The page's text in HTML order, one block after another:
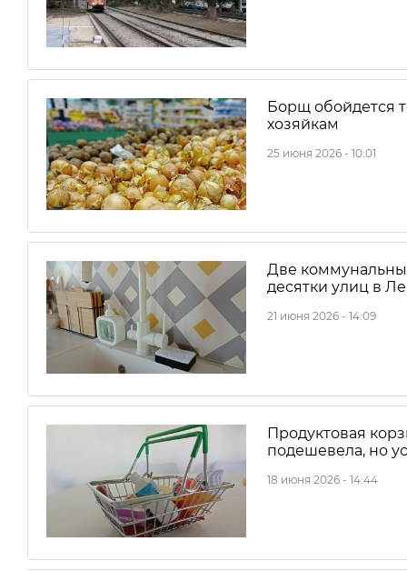
Борщ обойдется
хозяйкам
25 июня 2026 - 10:01
Две
десятки улиц в
21 июня 2026 - 14:09
Продуктовая
подешевела, но
18 июня 2026 - 14:44